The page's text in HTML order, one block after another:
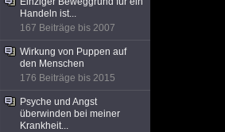
Handeln ist...
167 Beiträge bis 2007
Wirkung von Puppen auf
den Menschen
176 Beiträge bis 2015
Psyche und Angst
überwinden bei meiner
Krankheit...